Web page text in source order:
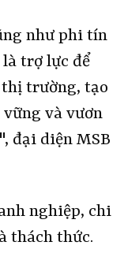
như phi tín
trợ lực để
trường, tạo
và vươn
đại diện MSB
nghiệp, chi
thách thức.